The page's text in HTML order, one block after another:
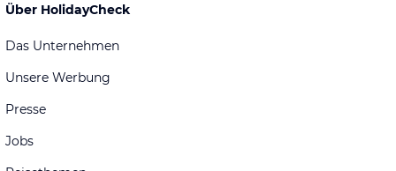
Über HolidayCheck
Das Unternehmen
Unsere Werbung
Presse
Jobs